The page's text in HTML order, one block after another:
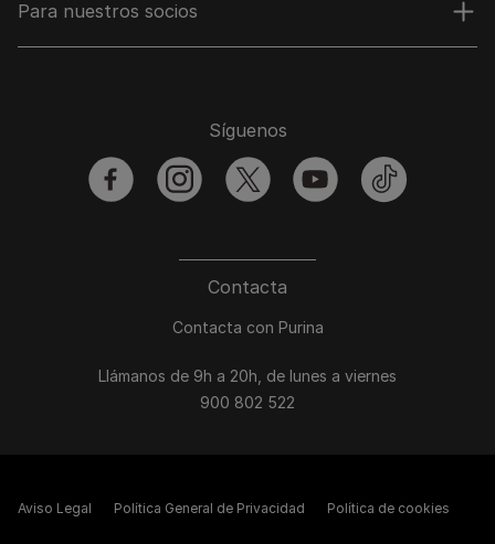
Para nuestros socios
Contacta
Contacta con Purina
Llámanos de 9h a 20h, de lunes a viernes
900 802 522
Síguenos
facebookinstagramtwitter youtubetiktok
Aviso Legal Política General de Privacidad Política de cookies